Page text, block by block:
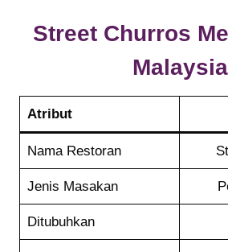
Street Churros
Malaysia
Atribut
Nama Restoran
Jenis Masakan
Ditubuhkan